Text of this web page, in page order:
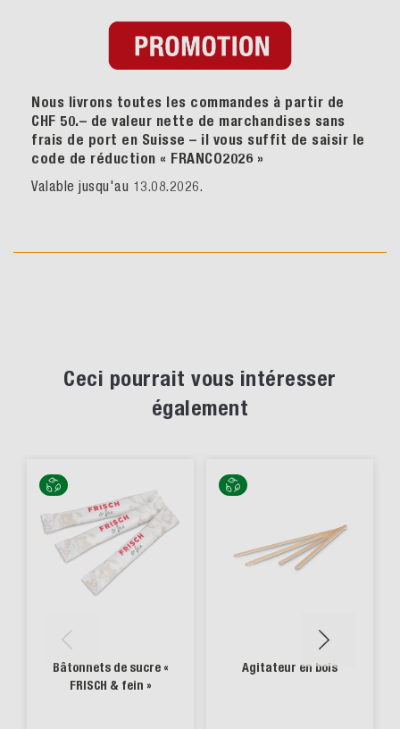
Nous livrons toutes les commandes à partir de
CHF 50.– de valeur nette de marchandises sans
frais de port en Suisse – il vous suffit de saisir le
code de réduction « FRANCO2026 »
Valable jusqu'au 13.08.2026.
Ceci pourrait vous intéresser
également
Bâtonnets de sucre «
FRISCH & fein »
Agitateur en bois